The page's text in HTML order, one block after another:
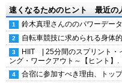
速くなるためのヒント 最近の
鈴木真理さんののパワーデー
自転車競技に求められる身体
HIIT | 25分間のスプリント
ング・ワークアウト～【ヒント】.
合宿に参加すべき理由、トッ